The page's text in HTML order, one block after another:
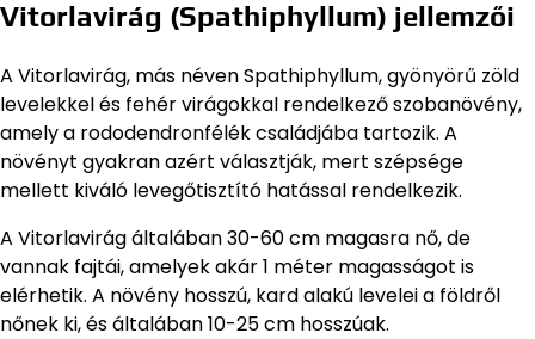
Vitorlavirág (Spathiphyllum) jellemzői
A Vitorlavirág, más néven Spathiphyllum, gyönyörű zöld
levelekkel és fehér virágokkal rendelkező szobanövény,
amely a rododendronfélék családjába tartozik. A
növényt gyakran azért választják, mert szépsége
mellett kiváló levegőtisztító hatással rendelkezik.
A Vitorlavirág általában 30-60 cm magasra nő, de
vannak fajtái, amelyek akár 1 méter magasságot is
elérhetik. A növény hosszú, kard alakú levelei a földről
nőnek ki, és általában 10-25 cm hosszúak.